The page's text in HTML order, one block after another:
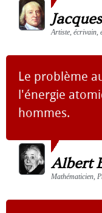
Artiste, écrivain,
Le problème
l'énergie
hommes.
Albert
Mathématicien,